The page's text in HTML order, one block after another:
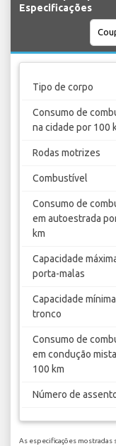
Especificações
Tipo de corpo
Consumo de
na cidade por 100
Rodas motrizes
Combustível
Consumo de
em autoestrada
km
Capacidade
porta-malas
Capacidade
tronco
Consumo de
em condução
100 km
Número de
As especificações